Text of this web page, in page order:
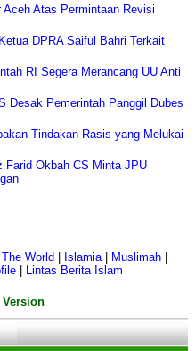
Aceh Atas Permintaan Revisi
DPRA Saiful Bahri Terkait
RI Segera Merancang UU Anti
Desak Pemerintah Panggil Dubes
Tindakan Rasis yang Melukai
Farid Okbah CS Minta JPU
World Islamia| Muslimah|
Lintas Berita Islam